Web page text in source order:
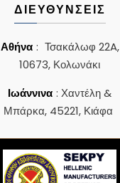
ΔΙΕΥΘΥΝΣΕΙΣ
Αθήνα : Τσακάλωφ 22A,
10673, Κολωνάκι
Ιωάννινα : Χαντέλη &
Μπάρκα, 45221, Κιάφα